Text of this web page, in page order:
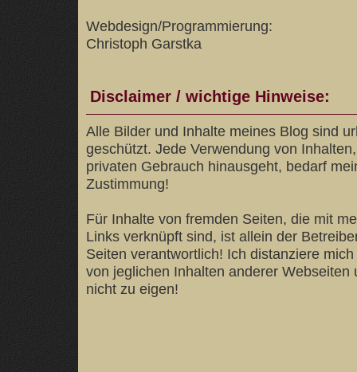
Webdesign/Programmierung:
Christoph Garstka
Disclaimer / wichtige Hinweise:
Alle Bilder und Inhalte meines Blog sind
geschützt. Jede Verwendung von
privaten Gebrauch hinausgeht, bedarf
Zustimmung!
Für Inhalte von fremden Seiten, die mit
Links verknüpft sind, ist allein der
Seiten verantwortlich! Ich distanziere
von jeglichen Inhalten anderer Webseiten
nicht zu eigen!